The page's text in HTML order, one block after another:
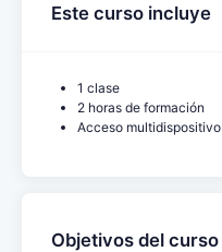
Este curso incluye
1 clase
2 horas de formación
Acceso multidispositivo
Objetivos del curso